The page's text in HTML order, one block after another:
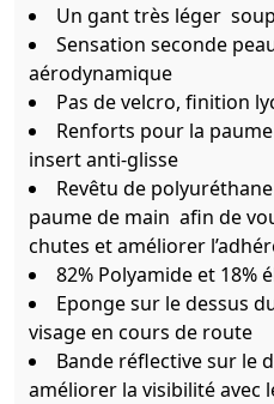
Un gant très léger
Sensation seconde
aérodynamique
Pas de velcro, finition
Renforts pour la
insert anti-glisse
Revêtu de
paume de main afin de
chutes et améliorer
82% Polyamide et 18%
Eponge sur le dessus
visage en cours de route
Bande réflective sur le
améliorer la visibilité avec